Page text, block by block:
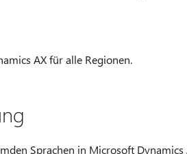
AX für alle Regionen.
Sprachen in Microsoft